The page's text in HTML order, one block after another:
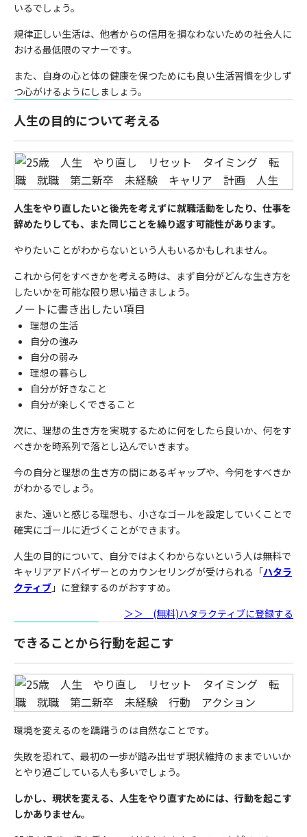
いるでしょう。
規律正しい生活は、他者からの信用を損なわないための社会人に
おける最低限のマナーです。
また、自身の心と体の健康を保つためにも良い生活習慣を少しず
つ心がけるようにしましょう。
人生の目的について考える
人生をやり直したいと後先を考えずに就職活動をしたり、仕事を
辞めたりしても、また同じことを繰り返す可能性があります。
やりたいことがわからないという人もいるかもしれません。
これから何をすべきかを考える時は、まず自分がどんな生き方を
したいかを可能な限り思い描きましょう。
ノートに書き出したい項目
理想の生活
自分の強み
自分の弱み
理想の暮らし
自分が好きなこと
自分が楽しくできること
次に、理想の生き方を実現するために何をしたら良いか、何をす
べきかを時系列で落とし込んでいきます。
今の自分と理想の生き方の間にあるギャップや、今何をすべきか
がわかるでしょう。
また、遠いと感じる理想も、小さなゴールを設定していくことで
確実にゴールに近づくことができます。
人生の目的について、自分ではよくわからないという人は無料で
キャリアアドバイザーとのカウンセリングが受けられる「ハタラ
クティブ 」に登録するのがおすすめ。
＞＞ (無料)ハタラクティブに登録する
できることから行動を起こす
環境を変えるのを躊躇うのは自然なことです。
失敗を恐れて、最初の一歩が踏み出せず現状維持のままでいいか
とやり過ごしている人も多いでしょう。
しかし、現状を変える、人生をやり直すためには、行動を起こす
しかありません。